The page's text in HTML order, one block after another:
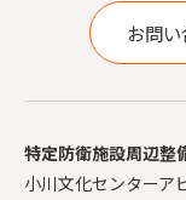
お問
特定防衛施設周辺整
小川文化センターア